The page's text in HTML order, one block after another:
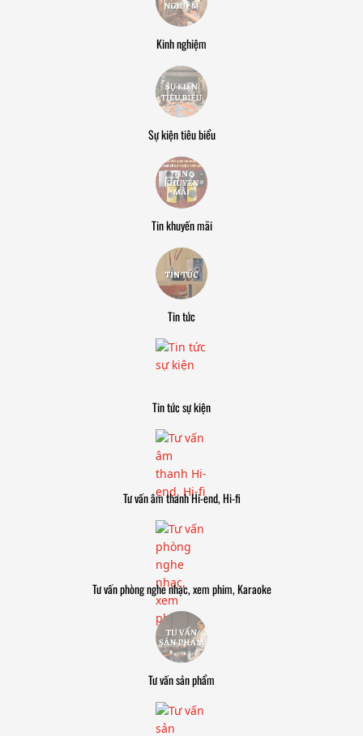
Kinh nghiệm
Sự kiện tiêu biểu
Tin khuyến mãi
Tin tức
Tin tức sự kiện
Tư vấn âm thanh Hi-end, Hi-fi
Tư vấn phòng nghe nhạc, xem phim, Karaoke
Tư vấn sản phẩm